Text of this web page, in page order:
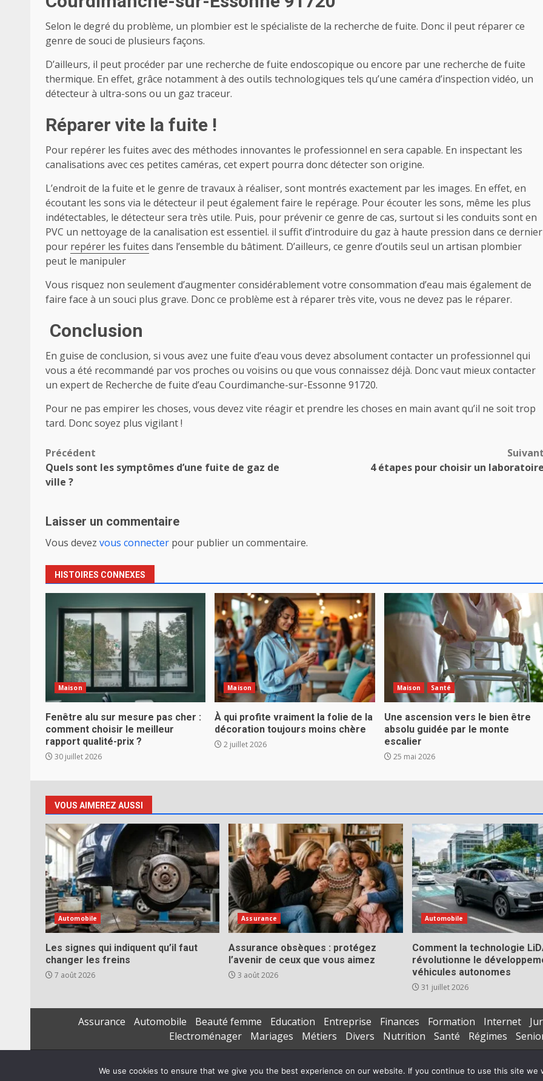
Selon le degré du problème, un plombier est le spécialiste de la recherche de fuite. Donc il peut réparer ce
genre de souci de plusieurs façons.
D’ailleurs, il peut procéder par une recherche de fuite endoscopique ou encore par une recherche de fuite
thermique. En effet, grâce notamment à des outils technologiques tels qu’une caméra d’inspection vidéo, un
détecteur à ultra-sons ou un gaz traceur.
Réparer vite la fuite !
Pour repérer les fuites avec des méthodes innovantes le professionnel en sera capable. En inspectant les
canalisations avec ces petites caméras, cet expert pourra donc détecter son origine.
L’endroit de la fuite et le genre de travaux à réaliser, sont montrés exactement par les images. En effet, en
écoutant les sons via le détecteur il peut également faire le repérage. Pour écouter les sons, même les plus
indétectables, le détecteur sera très utile. Puis, pour prévenir ce genre de cas, surtout si les conduits sont en
PVC un nettoyage de la canalisation est essentiel. il suffit d’introduire du gaz à haute pression dans ce dernier
pour repérer les fuites dans l’ensemble du bâtiment. D’ailleurs, ce genre d’outils seul un artisan plombier
peut le manipuler
Vous risquez non seulement d’augmenter considérablement votre consommation d’eau mais également de
faire face à un souci plus grave. Donc ce problème est à réparer très vite, vous ne devez pas le réparer.
Conclusion
En guise de conclusion, si vous avez une fuite d’eau vous devez absolument contacter un professionnel qui
vous a été recommandé par vos proches ou voisins ou que vous connaissez déjà. Donc vaut mieux contacter
un expert de Recherche de fuite d’eau Courdimanche-sur-Essonne 91720.
Pour ne pas empirer les choses, vous devez vite réagir et prendre les choses en main avant qu’il ne soit trop
tard. Donc soyez plus vigilant !
Navigation
d’article
Précédent
Quels sont les symptômes d’une fuite de gaz de
ville ?
4 étapes pour choisir un
Laisser un commentaire
Vous devez vous connecter pour publier un commentaire.
HISTOIRES CONNEXES
Maison
Fenêtre alu sur mesure pas cher :
comment choisir le meilleur
rapport qualité-prix ?
30 juillet 2026
Maison
À qui profite vraiment la folie de la
décoration toujours moins chère
2 juillet 2026
Maison Santé
Une ascension vers le bien être
absolu guidée par le monte
escalier
25 mai 2026
VOUS AIMEREZ AUSSI
Automobile
Les signes qui indiquent qu’il faut
changer les freins
7 août 2026
Assurance
Assurance obsèques : protégez
l’avenir de ceux que vous aimez
3 août 2026
Automobile
Comment la technologie
révolutionne le
véhicules autonomes
31 juillet 2026
Assurance Automobile Beauté femme Education Entreprise Finances Formation Internet
Electroménager
Mariages Métiers Divers Nutrition Santé Régimes
We use cookies to ensure that we give you the best experience on our website. If you continue to use this site we